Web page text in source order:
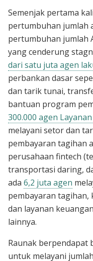
Semenjak pertama
pertumbuhan jumlah
pertumbuhan jumlah
yang cenderung
dari satu juta agen
perbankan dasar
dan tarik tunai,
bantuan program
300.000 agen
melayani setor dan
pembayaran tagihan
perusahaan fintech
transportasi daring,
ada 6,2 juta agen
pembayaran
dan layanan
lainnya.
Raunak berpendapat
untuk melayani